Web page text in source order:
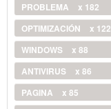
PROBLEMA
x 182
OPTIMIZACIÓN
x 122
WINDOWS
x 88
ANTIVIRUS
x 86
PAGINA
x 85